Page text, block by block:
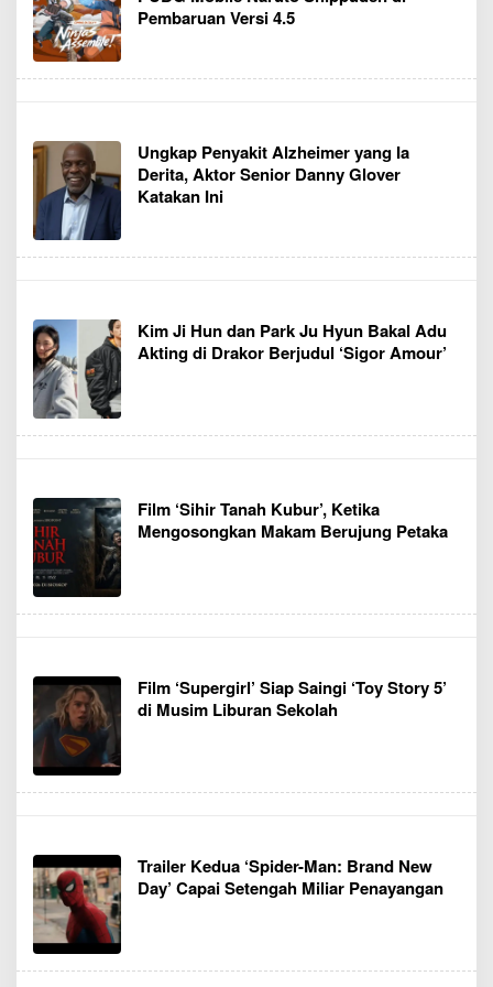
Pembaruan Versi 4.5
Ungkap Penyakit Alzheimer yang Ia
Derita, Aktor Senior Danny Glover
Katakan Ini
Kim Ji Hun dan Park Ju Hyun Bakal Adu
Akting di Drakor Berjudul ‘Sigor Amour’
Film ‘Sihir Tanah Kubur’, Ketika
Mengosongkan Makam Berujung Petaka
Film ‘Supergirl’ Siap Saingi ‘Toy Story 5’
di Musim Liburan Sekolah
Trailer Kedua ‘Spider-Man: Brand New
Day’ Capai Setengah Miliar Penayangan